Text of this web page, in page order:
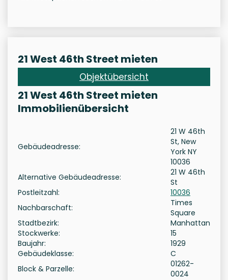
21 West 46th Street mieten
Objektübersicht
21 West 46th Street mieten
Immobilienübersicht
Gebäudeadresse:
21 W 46th
St, New
York NY
10036
Alternative Gebäudeadresse:
21 W 46th
St
Postleitzahl:
10036
Nachbarschaft:
Times
Square
Stadtbezirk:
Manhattan
Stockwerke:
15
Baujahr:
1929
Gebäudeklasse:
C
Block & Parzelle:
01262-
0024